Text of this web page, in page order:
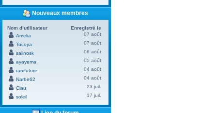
Nouveaux membres
Nom d’utilisateur
Enregistré le
Amelia
07 août
Tocoya
07 août
salinosk
06 août
ayayema
05 août
ramfuture
04 août
Narbe62
04 août
Clau
23 juil.
soleil
17 juil.